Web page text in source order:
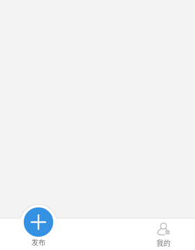
发布 我的